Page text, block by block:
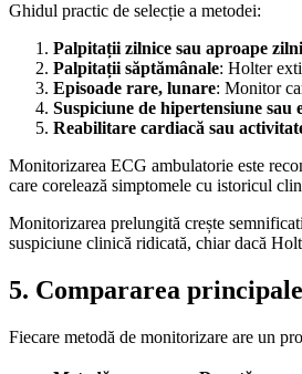
Ghidul practic de selecție a metodei:
Palpitații zilnice sau aproape
Palpitații săptămânale: Holter
Episoade rare, lunare: Monitor
Suspiciune de hipertensiune
Reabilitare cardiacă sau
Monitorizarea ECG ambulatorie este
care corelează simptomele cu istoricul
Monitorizarea prelungită crește
suspiciune clinică ridicată, chiar dacă
5. Compararea
Fiecare metodă de monitorizare are un